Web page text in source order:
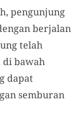
pengunjung
berjalan
telah
di bawah
dapat
semburan